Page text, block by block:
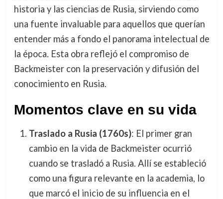
historia y las ciencias de Rusia, sirviendo como
una fuente invaluable para aquellos que querían
entender más a fondo el panorama intelectual de
la época. Esta obra reflejó el compromiso de
Backmeister con la preservación y difusión del
conocimiento en Rusia.
Momentos clave en su vida
Traslado a Rusia (1760s): El primer gran
cambio en la vida de Backmeister ocurrió
cuando se trasladó a Rusia. Allí se estableció
como una figura relevante en la academia, lo
que marcó el inicio de su influencia en el